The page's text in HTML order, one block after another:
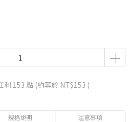
利 153 點 (約等於 NT$153 )
規格說明 注意事項